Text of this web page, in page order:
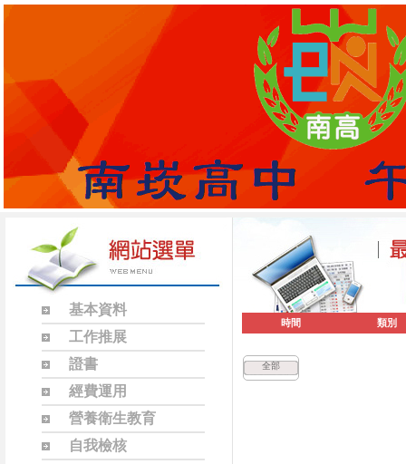
基本資料
工作推展
證書
經費運用
營養衛生教育
自我檢核
時間 類別
全部